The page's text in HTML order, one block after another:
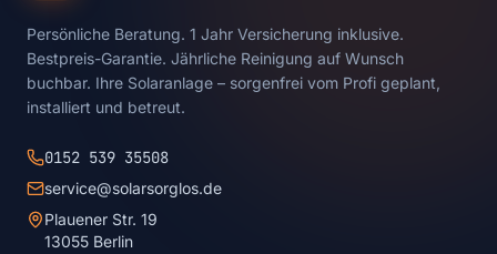
Persönliche Beratung. 1 Jahr Versicherung inklusive.
Bestpreis-Garantie. Jährliche Reinigung auf Wunsch
buchbar. Ihre Solaranlage – sorgenfrei vom Profi geplant,
installiert und betreut.
0152 539 35508
service@solarsorglos.de
Plauener Str. 19
13055 Berlin